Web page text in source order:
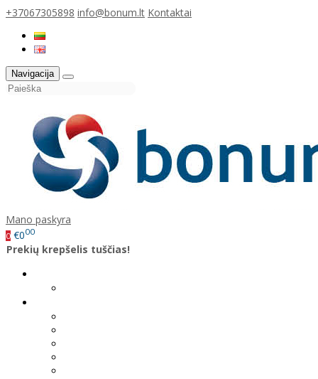
+37067305898 info@bonum.lt Kontaktai
Navigacija
Mano paskyra
0 €000
Prekių krepšelis tuščias!